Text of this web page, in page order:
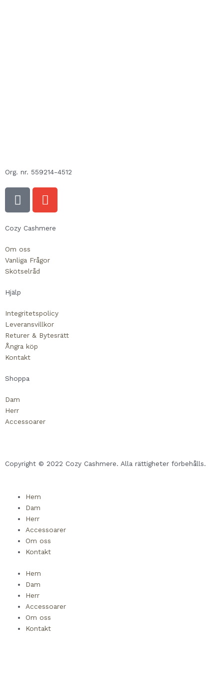
Org. nr. 559214-4512
F
a
e
o
o
-
q
u
a
r
E
n
e
o
Cozy Cashmere
Om oss
Vanliga Frågor
Skötselråd
Hjälp
Integritetspolicy
Leveransvillkor
Returer & Bytesrätt
Ångra köp
Kontakt
Shoppa
Dam
Herr
Accessoarer
Copyright © 2022 Cozy Cashmere. Alla rättigheter förbehålls.
Hem
Dam
Herr
Accessoarer
Om oss
Kontakt
Hem
Dam
Herr
Accessoarer
Om oss
Kontakt